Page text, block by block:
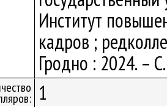
Институт
кадров ;
Гродно : 2024. –
1